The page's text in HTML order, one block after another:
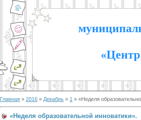
Главная » 2016 » Декабрь » 1 » «Неделя
«Неделя образовательной инноватики».